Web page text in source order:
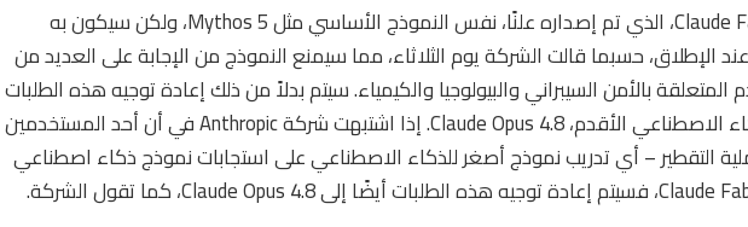
يستخدم Claude Fable 5، الذي تم إصداره علنًا، نفس النموذج الأساسي مثل Mythos 5، ولكن سيكون به
الإطلاق، حسبما قالت الشركة يوم الثلاثاء، مما سيمنع النموذج من الإجابة على العديد من
بالأمن السيبراني والبيولوجيا والكيمياء. سيتم بدلاً من ذلك إعادة توجيه هذه الطلبات
إلى نموذج الذكاء الاصطناعي الأقدم، Claude Opus 4.8. إذا اشتبهت شركة Anthropic في أن أحد المستخدمين
التقطير – أي تدريب نموذج أصغر للذكاء الاصطناعي على استجابات نموذج ذكاء اصطناعي